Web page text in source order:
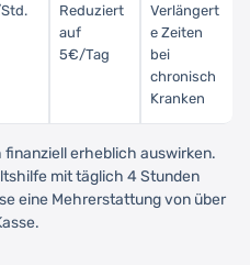
Reduziert
auf
5€/Tag
Verlängert
e Zeiten
bei
chronisch
Kranken
erheblich auswirken.
mit täglich 4 Stunden
eine Mehrerstattung von über